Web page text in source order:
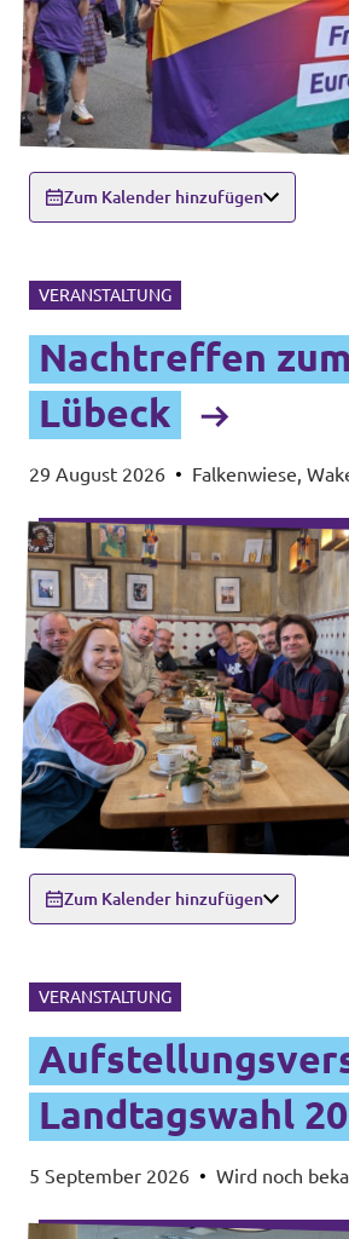
Zum Kalender hinzufügen
VERANSTALTUNG
Nachtreffen
Lübeck
29 August 2026 • Falkenwiese,
Zum Kalender hinzufügen
VERANSTALTUNG
Landtagswahl
5 September 2026 • Wird noch